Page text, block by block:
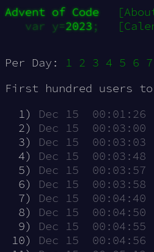
Advent of Code
var y=2023;
Per Day: 1 2 3 4 5 6 7
First hundred users
  1)
Dec 15  00:01:26
  2)
Dec 15  00:03:00
  3)
Dec 15  00:03:03
  4)
Dec 15  00:03:48
  5)
Dec 15  00:03:57
  6)
Dec 15  00:03:58
  7)
Dec 15  00:04:40
  8)
Dec 15  00:04:50
  9)
Dec 15  00:04:55
10)
Dec 15  00:04:56